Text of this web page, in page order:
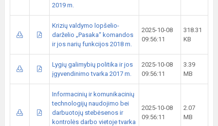
2019 m.
Krizių valdymo lopšelio-
darželio „Pasaka“ komandos
ir jos narių funkcijos 2018 m.
2025-10-08
09:56:11
318.31
KB
Lygių galimybių politika ir jos
įgyvendinimo tvarka 2017 m.
2025-10-08
09:56:11
3.39
MB
Informacinių ir komunikacinių
technologijų naudojimo bei
darbuotojų stebėsenos ir
kontrolės darbo vietoje tvarka
2025-10-08
09:56:11
2.07
MB